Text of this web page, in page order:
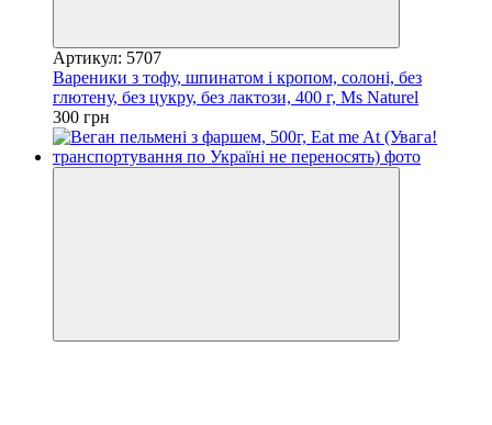
Артикул: 5707
Вареники з тофу, шпинатом і кропом, солоні, без
глютену, без цукру, без лактози, 400 г, Ms Naturel
300 грн